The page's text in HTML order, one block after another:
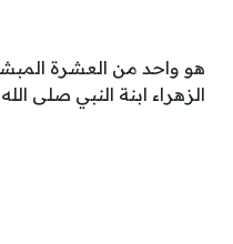
هو واحد من العشرة
الزهراء ابنة النبي صلى